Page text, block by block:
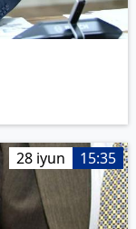
28 iyun 15:35